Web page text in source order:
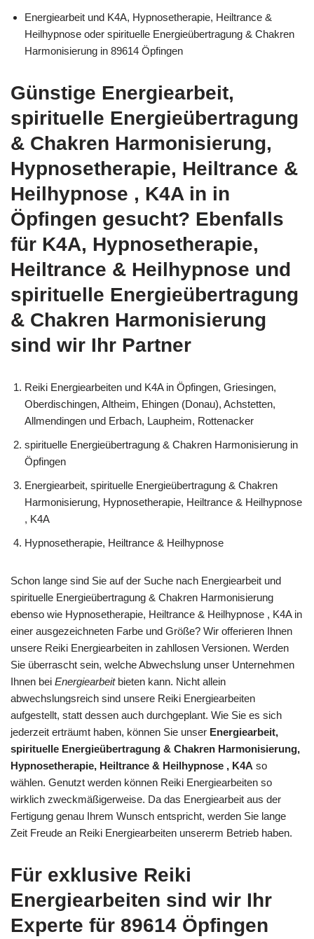
Energiearbeit und K4A, Hypnosetherapie, Heiltrance &
Heilhypnose oder spirituelle Energieübertragung & Chakren
Harmonisierung in 89614 Öpfingen
Günstige Energiearbeit,
spirituelle Energieübertragung
& Chakren Harmonisierung,
Hypnosetherapie, Heiltrance &
Heilhypnose , K4A in in
Öpfingen gesucht? Ebenfalls
für K4A, Hypnosetherapie,
Heiltrance & Heilhypnose und
spirituelle Energieübertragung
& Chakren Harmonisierung
sind wir Ihr Partner
Reiki Energiearbeiten und K4A in Öpfingen, Griesingen,
Oberdischingen, Altheim, Ehingen (Donau), Achstetten,
Allmendingen und Erbach, Laupheim, Rottenacker
spirituelle Energieübertragung & Chakren Harmonisierung in
Öpfingen
Energiearbeit, spirituelle Energieübertragung & Chakren
Harmonisierung, Hypnosetherapie, Heiltrance & Heilhypnose
, K4A
Hypnosetherapie, Heiltrance & Heilhypnose
Schon lange sind Sie auf der Suche nach Energiearbeit und
spirituelle Energieübertragung & Chakren Harmonisierung
ebenso wie Hypnosetherapie, Heiltrance & Heilhypnose , K4A in
einer ausgezeichneten Farbe und Größe? Wir offerieren Ihnen
unsere Reiki Energiearbeiten in zahllosen Versionen. Werden
Sie überrascht sein, welche Abwechslung unser Unternehmen
Ihnen bei Energiearbeitbieten kann. Nicht allein
abwechslungsreich sind unsere Reiki Energiearbeiten
aufgestellt, statt dessen auch durchgeplant. Wie Sie es sich
jederzeit erträumt haben, können Sie unser Energiearbeit,
spirituelle Energieübertragung & Chakren Harmonisierung,
Hypnosetherapie, Heiltrance & Heilhypnose , K4A so
wählen. Genutzt werden können Reiki Energiearbeiten so
wirklich zweckmäßigerweise. Da das Energiearbeit aus der
Fertigung genau Ihrem Wunsch entspricht, werden Sie lange
Zeit Freude an Reiki Energiearbeiten unsererm Betrieb haben.
Für exklusive Reiki
Energiearbeiten sind wir Ihr
Experte für 89614 Öpfingen